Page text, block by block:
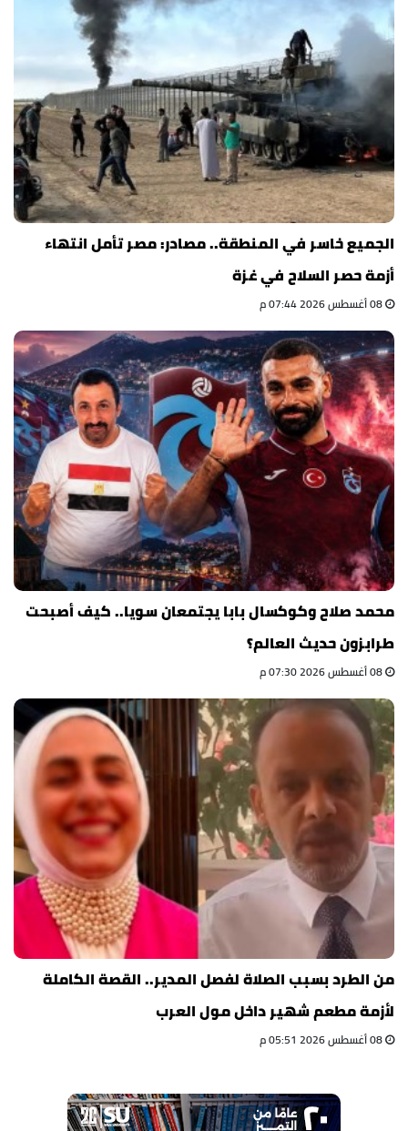
الجميع خاسر في المنطقة.. مصادر: مصر تأمل انتهاء
أزمة حصر السلاح في غزة
محمد صلاح وكوكسال بابا يجتمعان سويا.. كيف أصبحت
طرابزون حديث العالم؟
من الطرد بسبب الصلاة لفصل المدير.. القصة الكاملة
لأزمة مطعم شهير داخل مول العرب